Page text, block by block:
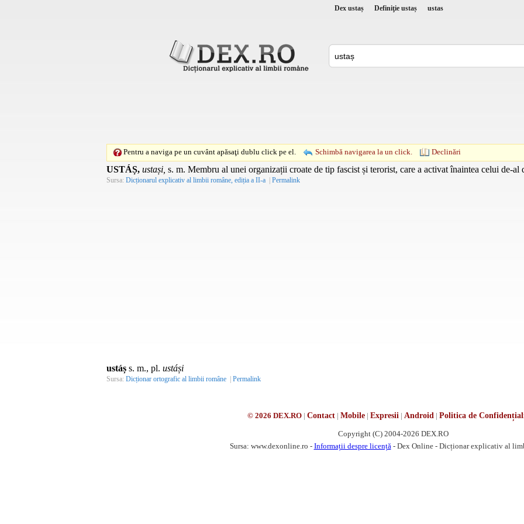
Dex ustaș Definiţie ustaș ustas
Pentru a naviga pe un cuvânt apăsaţi dublu click pe el. Schimbă navigarea la un click. Declinări
USTÁȘ, ustași, s. m. Membru al unei organizații croate de tip fascist și terorist, care a activat înaintea celui de-
Sursa: Dicționarul explicativ al limbii române, ediția a II-a | Permalink
ustáș s. m., pl. ustáși
Sursa: Dicționar ortografic al limbii române | Permalink
© 2026 DEX.RO| Contact| Mobile| Expresii | Android | Politica de
Copyright (C) 2004-2026 DEX.RO
Sursa: www.dexonline.ro - Informații despre licență - Dex Online - Dicționar explicativ al